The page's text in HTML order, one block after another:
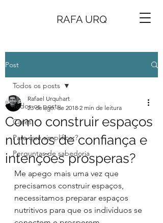
RAFA URQ
Post
Todos os posts
Cases
Para que simplificar?
Perguntas de sabedoria
Todos os posts
Como construir espaços
nutridos de confiança e
intenções prosperas?
Rafael Urquhart
23 de ago. de 2018 2 min de leitura
Me apego mais uma vez que
precisamos construir espaços,
necessitamos preparar espaços
nutritivos para que os indivíduos se